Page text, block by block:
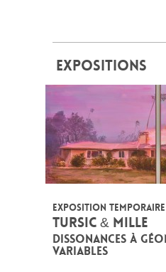
EXPOSITIONS
EXPOSITION TEMPORAIRE
TURSIC & MILLE
DISSONANCES À
VARIABLES